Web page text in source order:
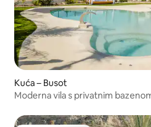
Kuća – Busot
Moderna vila s privatnim